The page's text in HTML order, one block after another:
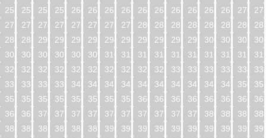
256
257 258 259 260 261 262 263 264 265 266 267 268 269 270
272
273 274 275 276 277 278 279 280 281 282 283 284 285 286
288
289 290 291 292 293 294 295 296 297 298 299 300 301 302
304
305 306 307 308 309 310 311 312 313 314 315 316 317 318
320
321 322 323 324 325 326 327 328 329 330 331 332 333 334
336
337 338 339 340 341 342 343 344 345 346 347 348 349 350
352
353 354 355 356 357 358 359 360 361 362 363 364 365 366
368
369 370 371 372 373 374 375 376 377 378 379 380 381 382
384
385 386 387 388 389 390 391 392 393 394 395 396 397 398